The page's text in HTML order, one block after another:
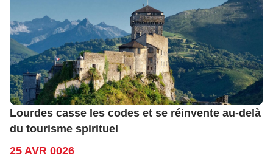
Lourdes casse les codes et se réinvente au-delà
du tourisme spirituel
25 AVR 0026